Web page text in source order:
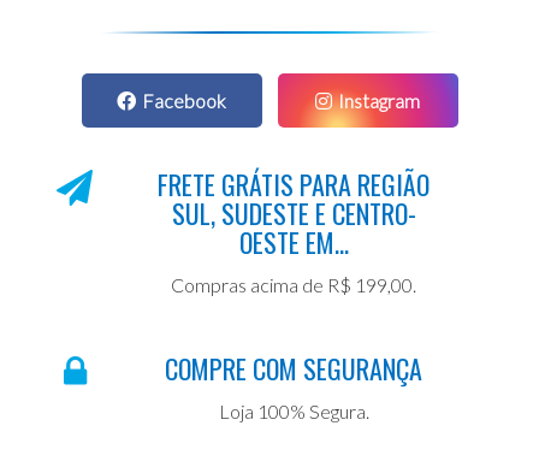
Facebook Instagram
FRETE GRÁTIS PARA REGIÃO
SUL, SUDESTE E CENTRO-
OESTE EM...
Compras acima de R$ 199,00.
COMPRE COM SEGURANÇA
Loja 100% Segura.